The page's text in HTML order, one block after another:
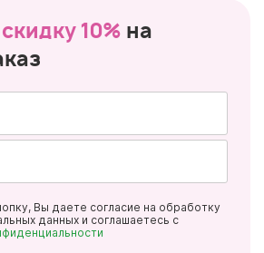
скидку 10% на
Вы даете согласие на обработку
данных и соглашаетесь с